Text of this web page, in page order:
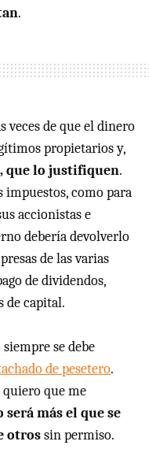
.
veces de que el dinero
propietarios y,
que lo justifiquen.
impuestos, como para
accionistas e
debería devolverlo
de las varias
de dividendos,
de capital.
se debe
de pesetero.
que me
será más el que se
otrossin permiso.